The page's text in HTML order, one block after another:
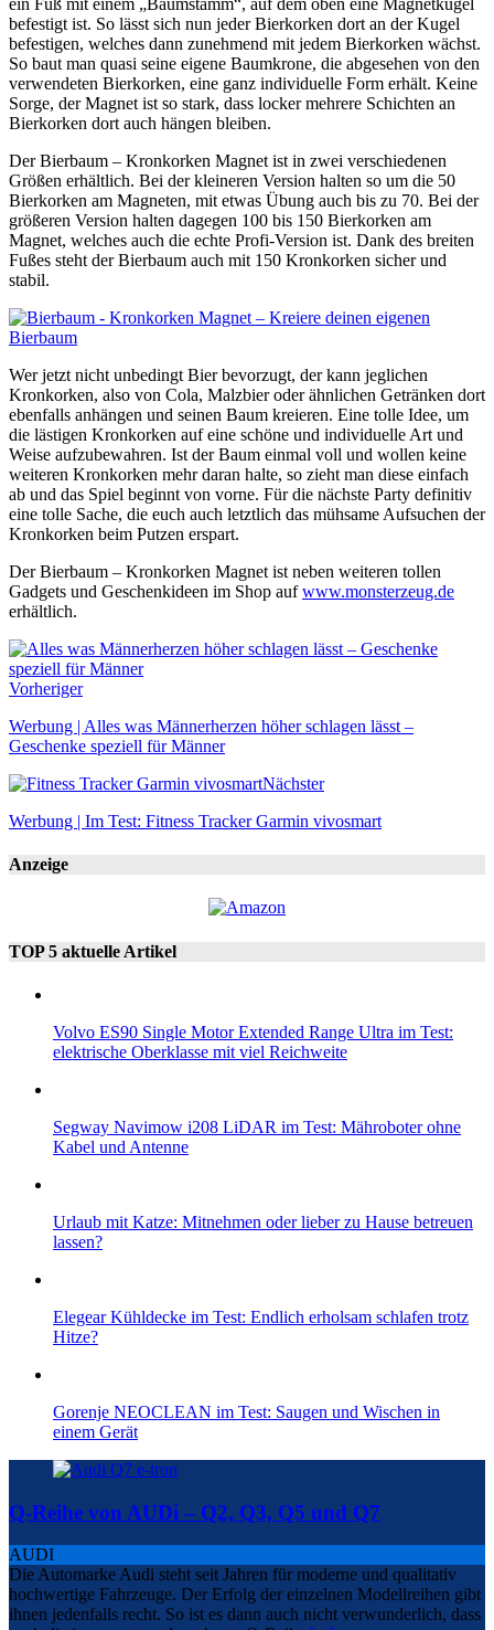
befestigt ist. So lässt sich nun jeder Bierkorken dort an der Kugel
befestigen, welches dann zunehmend mit jedem Bierkorken wächst.
So baut man quasi seine eigene Baumkrone, die abgesehen von den
verwendeten Bierkorken, eine ganz individuelle Form erhält. Keine
Sorge, der Magnet ist so stark, dass locker mehrere Schichten an
Bierkorken dort auch hängen bleiben.
Der Bierbaum – Kronkorken Magnet ist in zwei verschiedenen
Größen erhältlich. Bei der kleineren Version halten so um die 50
Bierkorken am Magneten, mit etwas Übung auch bis zu 70. Bei der
größeren Version halten dagegen 100 bis 150 Bierkorken am
Magnet, welches auch die echte Profi-Version ist. Dank des breiten
Fußes steht der Bierbaum auch mit 150 Kronkorken sicher und
stabil.
Wer jetzt nicht unbedingt Bier bevorzugt, der kann jeglichen
Kronkorken, also von Cola, Malzbier oder ähnlichen Getränken dort
ebenfalls anhängen und seinen Baum kreieren. Eine tolle Idee, um
die lästigen Kronkorken auf eine schöne und individuelle Art und
Weise aufzubewahren. Ist der Baum einmal voll und wollen keine
weiteren Kronkorken mehr daran halte, so zieht man diese einfach
ab und das Spiel beginnt von vorne. Für die nächste Party definitiv
eine tolle Sache, die euch auch letztlich das mühsame Aufsuchen der
Kronkorken beim Putzen erspart.
Der Bierbaum – Kronkorken Magnet ist neben weiteren tollen
Gadgets und Geschenkideen im Shop aufwww.monsterzeug.de
erhältlich.
Vorheriger
Werbung | Alles was Männerherzen höher schlagen lässt –
Geschenke speziell für Männer
Nächster
Werbung | Im Test: Fitness Tracker Garmin vivosmart
Anzeige
TOP 5 aktuelle Artikel
Volvo ES90 Single Motor Extended Range Ultra im Test:
elektrische Oberklasse mit viel Reichweite
Segway Navimow i208 LiDAR im Test: Mähroboter ohne
Kabel und Antenne
Urlaub mit Katze: Mitnehmen oder lieber zu Hause betreuen
lassen?
Elegear Kühldecke im Test: Endlich erholsam schlafen trotz
Hitze?
Gorenje NEOCLEAN im Test: Saugen und Wischen in
einem Gerät
Q-Reihe von AUDi – Q2, Q3, Q5 und Q7
AUDI
Die Automarke Audi steht seit Jahren für moderne und qualitativ
hochwertige Fahrzeuge. Der Erfolg der einzelnen Modellreihen gibt
ihnen jedenfalls recht. So ist es dann auch nicht verwunderlich, dass